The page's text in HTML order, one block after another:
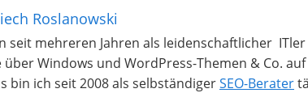
Roslanowski
seit mehreren Jahren als leidenschaftlicher
über Windows und WordPress-Themen & Co.
bin ich seit 2008 als selbständigerSEO-Berater